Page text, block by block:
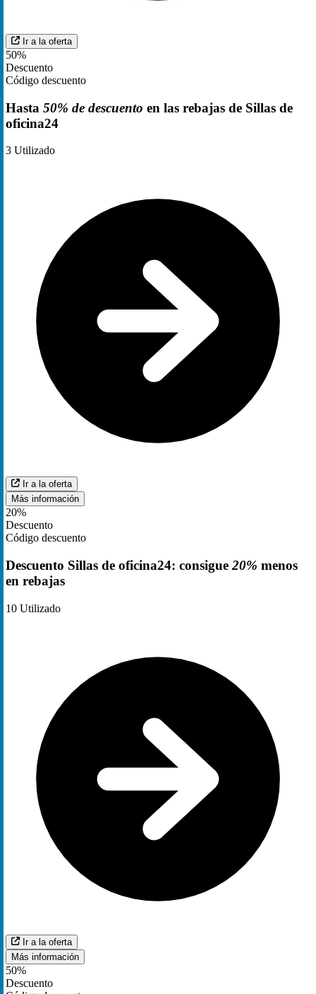
Ir a la oferta
50%
Descuento
Código descuento
Hasta 50% de descuento en las rebajas de Sillas de
oficina24
3 Utilizado
Ir a la oferta
Más información
20%
Descuento
Código descuento
Descuento Sillas de oficina24: consigue 20% menos
en rebajas
10 Utilizado
Ir a la oferta
Más información
50%
Descuento